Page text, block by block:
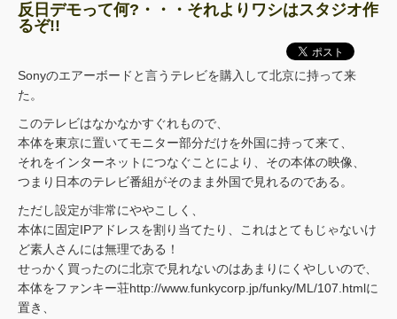
反日デモって何?・・・それよりワシはスタジオ作
るぞ!!
Sonyのエアーボードと言うテレビを購入して北京に持って来
た。
このテレビはなかなかすぐれもので、
本体を東京に置いてモニター部分だけを外国に持って来て、
それをインターネットにつなぐことにより、その本体の映像、
つまり日本のテレビ番組がそのまま外国で見れるのである。
ただし設定が非常にややこしく、
本体に固定IPアドレスを割り当てたり、これはとてもじゃないけ
ど素人さんには無理である！
せっかく買ったのに北京で見れないのはあまりにくやしいので、
本体をファンキー荘http://www.funkycorp.jp/funky/ML/107.htmlに
置き、